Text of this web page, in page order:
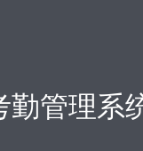
管理系